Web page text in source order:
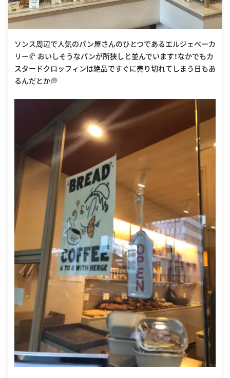
ソンス周辺で人気のパン屋さんのひとつであるエルジェベーカ
リー🥐 おいしそうなパンが所狭しと並んでいます！なかでもカ
スタードクロッフィンは絶品ですぐに売り切れてしまう日もあ
るんだとか💭